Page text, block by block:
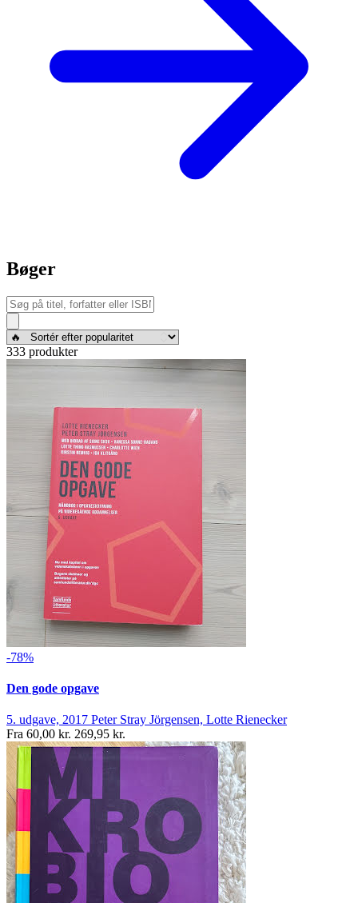
Bøger
333 produkter
-78%
Den gode opgave
5. udgave, 2017 Peter Stray Jörgensen, Lotte Rienecker
Fra 60,00 kr. 269,95 kr.